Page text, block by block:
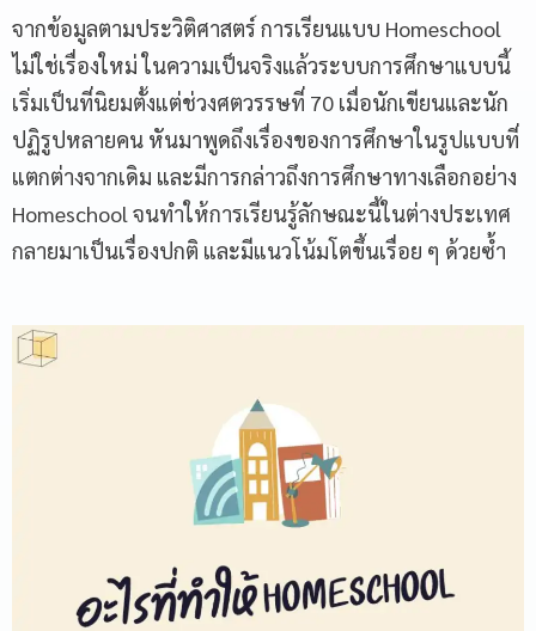
จากข้อมูลตามประวิติศาสตร์ การเรียนแบบ Homeschool
ไม่ใช่เรื่องใหม่ ในความเป็นจริงแล้วระบบการศึกษาแบบนี้
เริ่มเป็นที่นิยมตั้งแต่ช่วงศตวรรษที่ 70 เมื่อนักเขียนและนัก
ปฏิรูปหลายคน หันมาพูดถึงเรื่องของการศึกษาในรูปแบบที่
แตกต่างจากเดิม และมีการกล่าวถึงการศึกษาทางเลือกอย่าง
Homeschool จนทำให้การเรียนรู้ลักษณะนี้ในต่างประเทศ
กลายมาเป็นเรื่องปกติ และมีแนวโน้มโตขึ้นเรื่อย ๆ ด้วยซ้ำ